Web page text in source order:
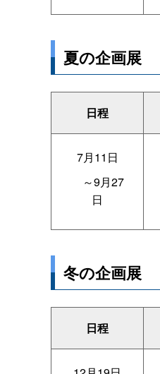
夏の企画展
日程
7月11日
～9月27
日
冬の企画展
日程